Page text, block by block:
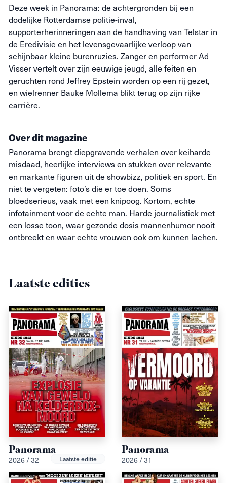
Deze week in Panorama: de achtergronden bij een
dodelijke Rotterdamse politie-inval,
supporterherinneringen aan de handhaving van Telstar in
de Eredivisie en het levensgevaarlijke verloop van
schijnbaar kleine burenruzies. Zanger en performer Ad
Visser vertelt over zijn eeuwige jeugd, alle feiten en
geruchten rond Jeffrey Epstein worden op een rij gezet,
en wielrenner Bauke Mollema blikt terug op zijn rijke
carrière.
Over dit magazine
Panorama brengt diepgravende verhalen over keiharde
misdaad, heerlijke interviews en stukken over relevante
en markante figuren uit de showbizz, politiek en sport. En
niet te vergeten: foto’s die er toe doen. Soms
bloedserieus, vaak met een knipoog. Kortom, echte
infotainment voor de echte man. Harde journalistiek met
een losse toon, waar gezonde dosis mannenhumor nooit
ontbreekt en waar echte vrouwen ook om kunnen lachen.
Laatste edities
Panorama
2026 / 32 Laatste editie
Panorama
2026 / 31